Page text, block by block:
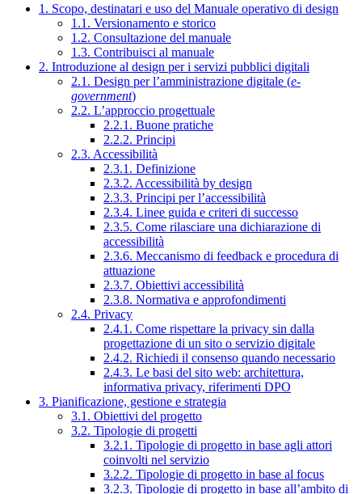
1. Scopo, destinatari e uso del Manuale operativo di design
1.1. Versionamento e storico
1.2. Consultazione del manuale
1.3. Contribuisci al manuale
2. Introduzione al design per i servizi pubblici digitali
2.1. Design per l’amministrazione digitale (e-
government)
2.2. L’approccio progettuale
2.2.1. Buone pratiche
2.2.2. Principi
2.3. Accessibilità
2.3.1. Definizione
2.3.2. Accessibilità by design
2.3.3. Principi per l’accessibilità
2.3.4. Linee guida e criteri di successo
2.3.5. Come rilasciare una dichiarazione di
accessibilità
2.3.6. Meccanismo di feedback e procedura di
attuazione
2.3.7. Obiettivi accessibilità
2.3.8. Normativa e approfondimenti
2.4. Privacy
2.4.1. Come rispettare la privacy sin dalla
progettazione di un sito o servizio digitale
2.4.2. Richiedi il consenso quando necessario
2.4.3. Le basi del sito web: architettura,
informativa privacy, riferimenti DPO
3. Pianificazione, gestione e strategia
3.1. Obiettivi del progetto
3.2. Tipologie di progetti
3.2.1. Tipologie di progetto in base agli attori
coinvolti nel servizio
3.2.2. Tipologie di progetto in base al focus
3.2.3. Tipologie di progetto in base all’ambito di